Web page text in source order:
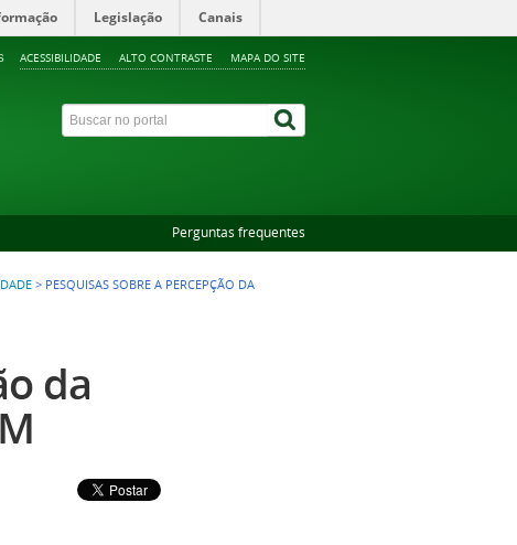
Legislação Canais
ACESSIBILIDADE ALTO CONTRASTE MAPA DO SITE
Perguntas frequentes
> PESQUISAS SOBRE A PERCEPÇÃO DA
da